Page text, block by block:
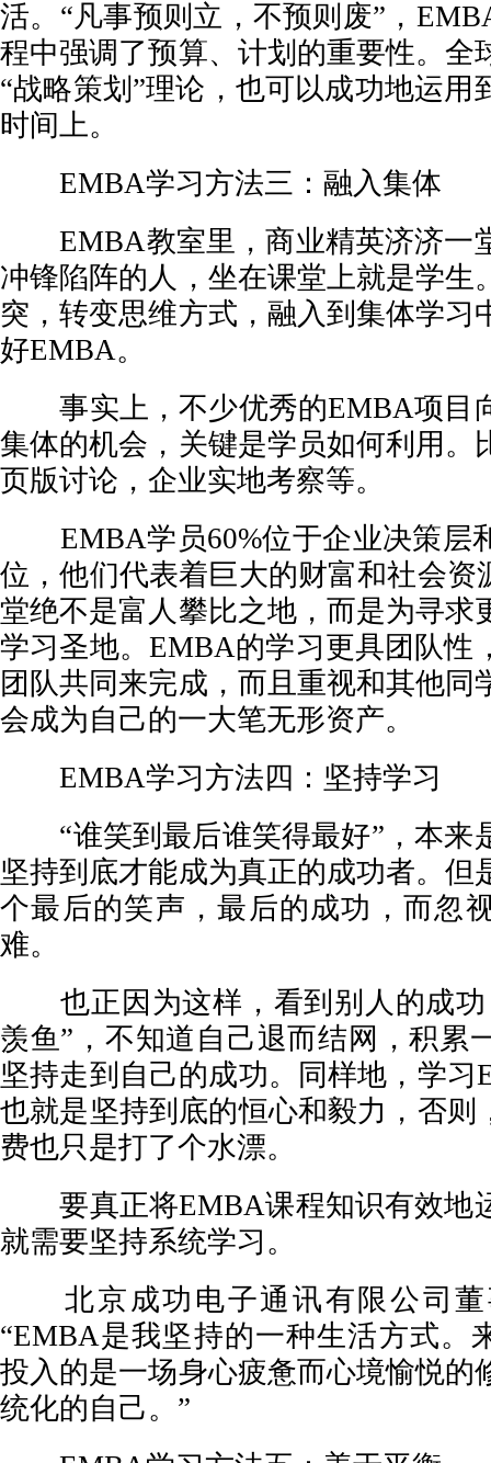
活。“凡事预则立，不预则废”，
程中强调了预算、计划的重要性。全
“战略策划”理论，也可以成功地运用
时间上。
EMBA学习方法三：融入集体
EMBA教室里，商业精英济济一
冲锋陷阵的人，坐在课堂上就是学生
突，转变思维方式，融入到集体学习
好EMBA。
事实上，不少优秀的EMBA项目
集体的机会，关键是学员如何利用。
页版讨论，企业实地考察等。
EMBA学员60%位于企业决策层
位，他们代表着巨大的财富和社会资
堂绝不是富人攀比之地，而是为寻求
学习圣地。EMBA的学习更具团队性
团队共同来完成，而且重视和其他同
会成为自己的一大笔无形资产。
EMBA学习方法四：坚持学习
“谁笑到最后谁笑得最好”，本来
坚持到底才能成为真正的成功者。但
个最后的笑声，最后的成功，而忽
难。
也正因为这样，看到别人的成功
羡鱼”，不知道自己退而结网，积累
坚持走到自己的成功。同样地，学习
也就是坚持到底的恒心和毅力，否则
费也只是打了个水漂。
要真正将EMBA课程知识有效地
就需要坚持系统学习。
北京成功电子通讯有限公司董
“EMBA是我坚持的一种生活方式。
投入的是一场身心疲惫而心境愉悦的
统化的自己。”